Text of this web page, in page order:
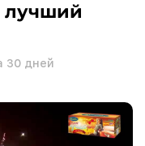
лучший
30 дней